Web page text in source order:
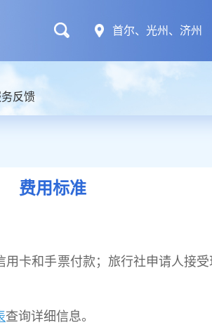
首尔、光州、济州
反馈
费用标准
卡和手票付款；旅行社申请人接
查询详细信息。